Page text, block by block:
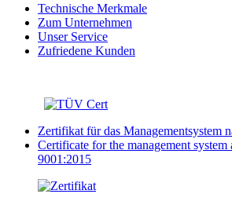
Technische Merkmale
Zum Unternehmen
Unser Service
Zufriedene Kunden
Zertifikat für das Managementsystem
Certificate for the management
9001:2015